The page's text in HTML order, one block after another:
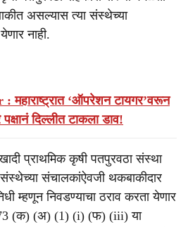
असल्यास त्या संस्थेच्या
नाही.
‘ऑपरेशन टायगर’वरून
दिल्लीत टाकला डाव!
प्राथमिक कृषी पतपुरवठा संस्था
संचालकांऐवजी थकबाकीदार
म्हणून निवडण्याचा ठराव करता येणार
(क) (अ) (1) (i) (फ) (iii) या